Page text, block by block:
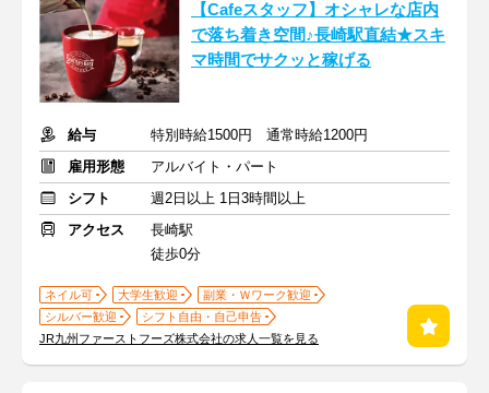
【Cafeスタッフ】オシャレな店内
で落ち着き空間♪長崎駅直結★スキ
マ時間でサクッと稼げる
給与
特別時給1500円 通常時給1200円
雇用形態
アルバイト・パート
シフト
週2日以上 1日3時間以上
アクセス
長崎駅
徒歩0分
ネイル可 大学生歓迎
副業・Ｗワーク歓迎
シルバー歓迎
シフト自由・自己申告
JR九州ファーストフーズ株式会社の求人一覧を見る